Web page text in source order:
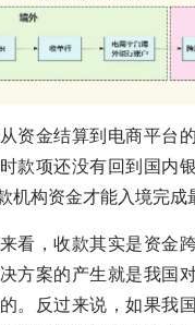
资金结算到电商平台
款项还没有回到国内
机构资金才能入境完成
看，收款其实是资金
方案的产生就是我国
。反过来说，如果我